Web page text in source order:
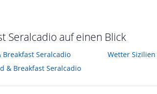
Seralcadio auf einen Blick
Seralcadio
& Breakfast Seralcadio
Wetter Sizilien